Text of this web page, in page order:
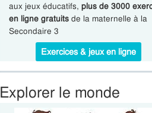
aux jeux éducatifs, plus de 3000
en ligne gratuitsde la maternelle à la
Secondaire 3
Exercices & jeux en ligne
Explorer le monde